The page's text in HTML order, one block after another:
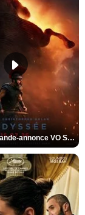
L'Odyssée Bande-annonce VO STFR